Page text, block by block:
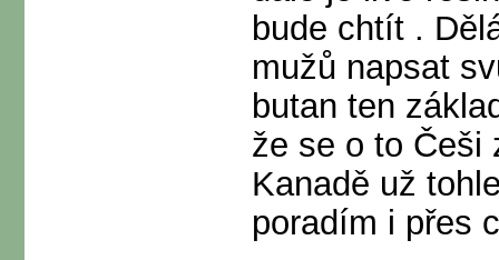
bude chtít .
mužů napsat
butan ten
že se o to Češi
Kanadě už
poradím i přes